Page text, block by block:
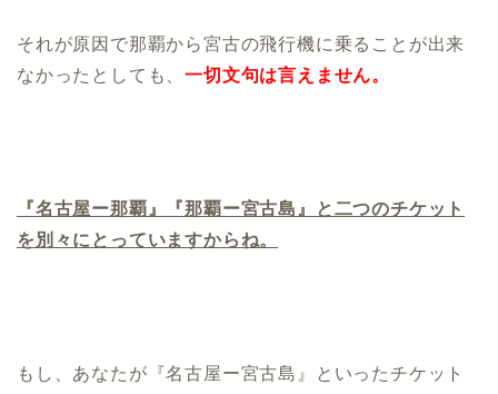
それが原因で那覇から宮古の飛行機に乗ることが出来
なかったとしても、一切文句は言えません。
『名古屋ー那覇』『那覇ー宮古島』と二つのチケット
を別々にとっていますからね。
もし、あなたが『名古屋ー宮古島』といったチケット